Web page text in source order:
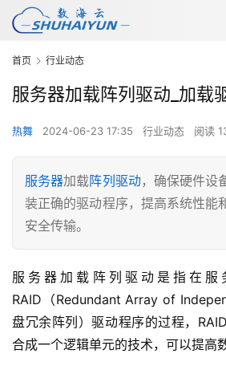
首页 行业动态
服务器加载阵列驱动_加载
热舞 2024-06-23 17:35 行业动态 阅读
服务器加载阵列驱动，确保硬件设
装正确的驱动程序，提高系统性能
安全传输。
服务器加载阵列驱动是指在服
RAID（Redundant Array of
盘冗余阵列）驱动程序的过程，
合成一个逻辑单元的技术，可以提高